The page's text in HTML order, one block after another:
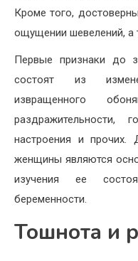
Кроме того,
ощущении шевелений, а
Первые признаки до
состоят из
извращенного
раздражительности,
настроения и прочих.
женщины являются
изучения ее
беременности.
Тошнота и